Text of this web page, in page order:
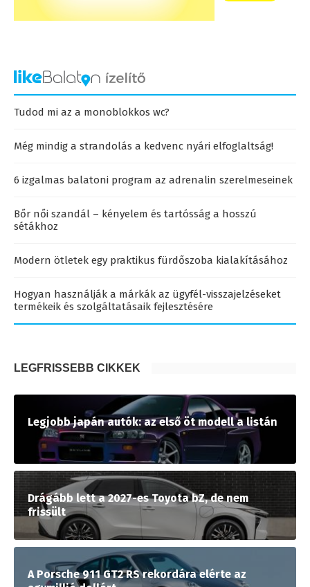
Tudod mi az a monoblokkos wc?
Még mindig a strandolás a kedvenc nyári elfoglaltság!
6 izgalmas balatoni program az adrenalin szerelmeseinek
Bőr női szandál – kényelem és tartósság a hosszú
sétákhoz
Modern ötletek egy praktikus fürdőszoba kialakításához
Hogyan használják a márkák az ügyfél-visszajelzéseket
termékeik és szolgáltatásaik fejlesztésére
LEGFRISSEBB CIKKEK
Legjobb japán autók: az első öt modell a listán
Drágább lett a 2027-es Toyota bZ, de nem
frissült
A Porsche 911 GT2 RS rekordára elérte az